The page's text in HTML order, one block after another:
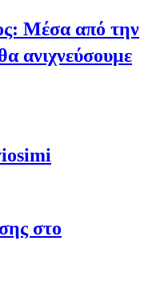
Μέσα από την
ανιχνεύσουμε
στο